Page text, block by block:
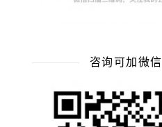
咨询可加微信